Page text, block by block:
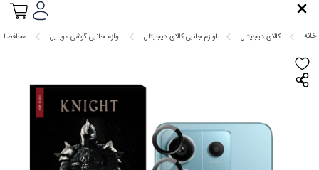
خانه کالای دیجیتال لوازم جانبی کالای دیجیتال لوازم جانبی گوشی موبایل محافظ